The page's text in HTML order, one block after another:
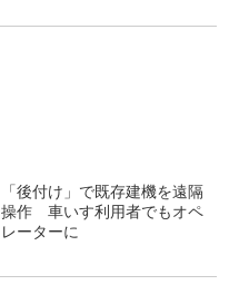
「後付け」で既存建機を遠隔
操作 車いす利用者でもオペ
レーターに